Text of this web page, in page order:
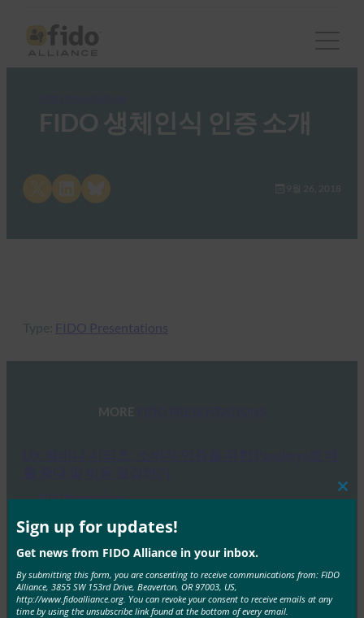
FIDO 생체인식 인증 소개
Share on LinkedInShare on Bluesky 9월 26, 2018
Type: FIDO Presentations
MORE
FIDO Presentations
총 4부로 구성된 웨비나 시리즈 중 세 번째 세션에서는 소
비자 인증용 Passkey를 통해 수익을 창출하고…
Read More →
Sign up for updates!
Get news from FIDO Alliance in your inbox.
By submitting this form, you are consenting to receive communications from: FIDO
Alliance, 3855 SW 153rd Drive, Beaverton, OR 97003, US,
http://www.fidoalliance.org. You can revoke your consent to receive emails at any
time by using the unsubscribe link found at the bottom of every email.